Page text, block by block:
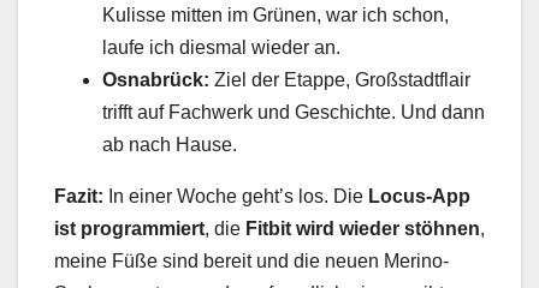
Kulisse mitten im Grünen, war ich schon,
laufe ich diesmal wieder an.
Osnabrück: Ziel der Etappe, Großstadtflair
trifft auf Fachwerk und Geschichte. Und dann
ab nach Hause.
Fazit: In einer Woche geht’s los. Die Locus-App
ist programmiert, die Fitbit wird wieder stöhnen,
meine Füße sind bereit und die neuen Merino-